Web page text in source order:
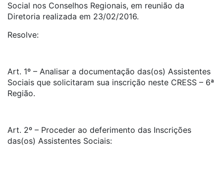
Social nos Conselhos Regionais, em reunião da
Diretoria realizada em 23/02/2016.
Resolve:
Art. 1º – Analisar a documentação das(os) Assistentes
Sociais que solicitaram sua inscrição neste CRESS – 6ª
Região.
Art. 2º – Proceder ao deferimento das Inscrições
das(os) Assistentes Sociais: